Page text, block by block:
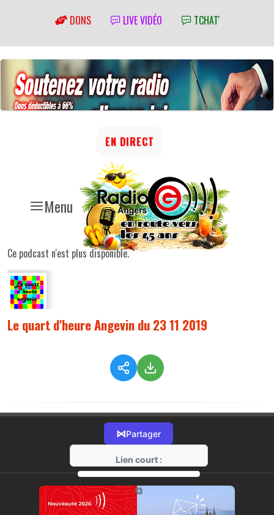
DONS LIVE VIDÉO TCHAT'
Menu
EN DIRECT
Ce podcast n'est plus disponible.
Le quart d'heure Angevin du 23 11 2019
⋈Partager
Lien court :
https://radio-g.fr?9815
⧉